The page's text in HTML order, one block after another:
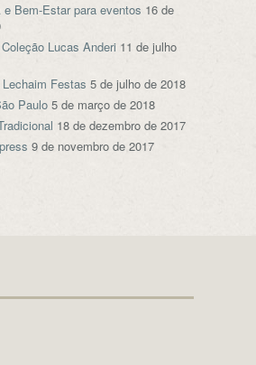
e Bem-Estar para eventos 16 de
Lucas Anderi 11 de julho
Festas 5 de julho de 2018
Paulo 5 de março de 2018
18 de dezembro de 2017
9 de novembro de 2017